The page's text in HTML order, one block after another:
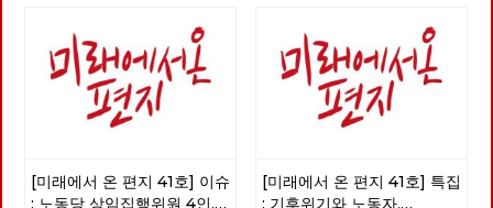
로 □ 정세 : 2022년 동북아의 정
세를 규정하는 네 가지 요인 □
사람 : 청소년을 활동가로, 운동
기획자 고유미 □ 도서 : 그건 내
건데 - 기본소득, 모두가 차별없
이 찾아야 할 권리 □ 영화 : 이미
예정되어 있던 비극의 반복 - 나
[미래에서 온 편지 41호] 이슈
: 노동당 상임집행위원 4인,
[미래에서 온 편지 41호] 특집
: 기후위기와 노동자,